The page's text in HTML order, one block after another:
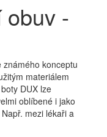
obuv -
konceptu
materiálem
DUX lze
oblíbené i jako
mezi lékaři a